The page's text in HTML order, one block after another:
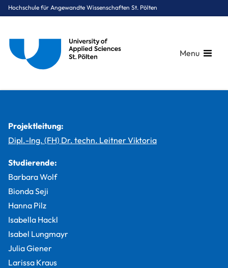
Hochschule für Angewandte Wissenschaften St. Pölten
Menu
Projektleitung:
Dipl.-Ing. (FH) Dr. techn. Leitner Viktoria
Studierende:
Barbara Wolf
Bionda Seji
Hanna Pilz
Isabella Hackl
Isabel Lungmayr
Julia Giener
Larissa Kraus